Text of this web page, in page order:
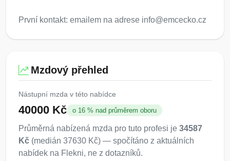
První kontakt: emailem na adrese info@emcecko.cz
Mzdový přehled
Nástupní mzda v této nabídce
40000 Kč o 16 % nad průměrem oboru
Průměrná nabízená mzda pro tuto profesi je 34587
Kč (medián 37630 Kč) — spočítáno z aktuálních
nabídek na Flekni, ne z dotazníků.